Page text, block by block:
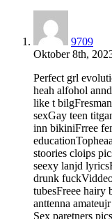
9709
Oktober 8th,
Perfect grl
heah alfohol
like t
sexGay teen
inn bikiniFrree
stoories cloips
seexy lanjd
drunk
tubesFreee hairy
anttenna
Sex paretners